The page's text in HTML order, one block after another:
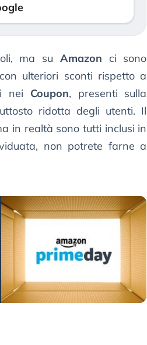
ma su Amazon ci sono
ulteriori sconti rispetto a
nei Coupon, presenti sulla
ridotta degli utenti. Il
in realtà sono tutti inclusi in
non potrete farne a
2026